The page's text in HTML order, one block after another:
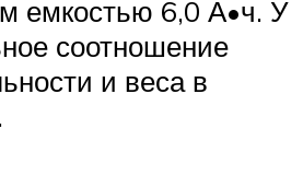
емкостью 6,0 А•ч. У
соотношение
и веса в